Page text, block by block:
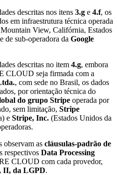
descritas nos itens 3.g e 4.f, os
em infraestrutura técnica operada
Mountain View, Califórnia, Estados
de sub-operadora da Google
descritas no item 4.g, embora
CLOUD seja firmada com a
, com sede no Brasil, os dados
por orientação técnica do
do grupo Stripe operada por
sem limitação, Stripe
e Stripe, Inc. (Estados Unidos da
observam as cláusulas-padrão de
respectivos Data Processing
CLOUD com cada provedor,
II, da LGPD.